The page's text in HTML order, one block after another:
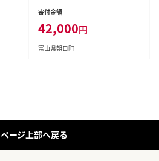
朝日町 [34310077]
寄付金額
42,000円
富山県朝日町
ページ上部へ戻る